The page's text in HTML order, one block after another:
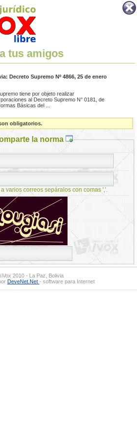
tus amigos
Decreto Supremo Nº 4866, 25 de enero
tiene por objeto realizar
al Decreto Supremo N° 0181, de
Básicas del ...
obligatorios.
la norma
varios correos sepáralos con comas ','.
2010 - La Paz, Bolivia
DeveNet.Net - software para Internet